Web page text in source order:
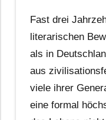
Fast drei
literarischen
als in
aus
viele ihrer
eine formal